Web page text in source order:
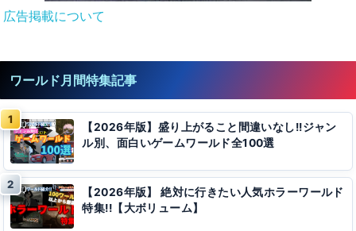
広告掲載について
ワールド月間特集記事
【2026年版】盛り上がること間違いなし!!ジャン
ル別、面白いゲームワールド全100選
【2026年版】 絶対に行きたい人気ホラーワールド
特集!!【大ボリューム】